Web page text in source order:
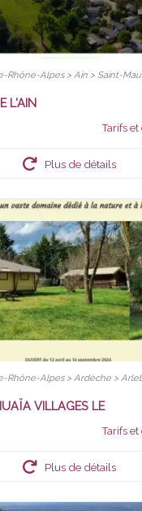
Rhône-Alpes > Ain > Saint-
L'AIN
Tarifs
Plus de détails
Rhône-Alpes > Ardèche >
VILLAGES LE
Tarifs
Plus de détails